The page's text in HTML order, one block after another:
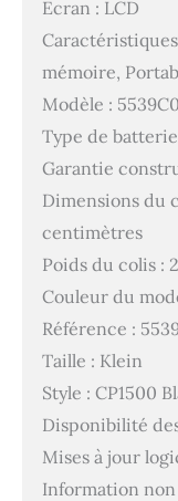
Ecran : LCD
mémoire,
Modèle :
Type de
Garantie
Dimensions du
centimètres
Poids du colis :
Couleur du
Référence :
Taille : Klein
Style : CP1500
Disponibilité
Mises à jour
Information